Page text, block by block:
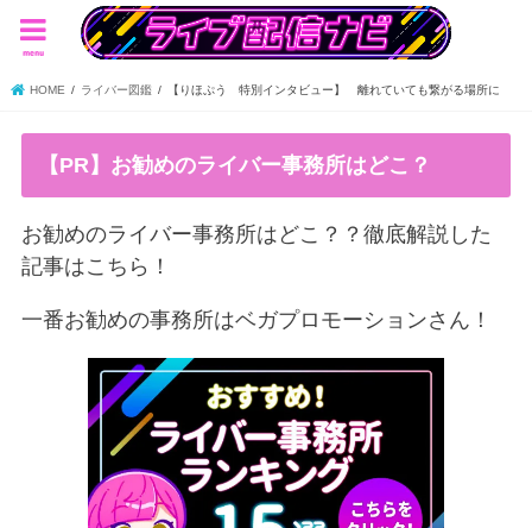
menu
HOME ライバー図鑑 【りほぷう 特別インタビュー】 離れていても繋がる場所に
【PR】お勧めのライバー事務所はどこ？
お勧めのライバー事務所はどこ？？徹底解説した
記事はこちら！
一番お勧めの事務所はベガプロモーションさん！